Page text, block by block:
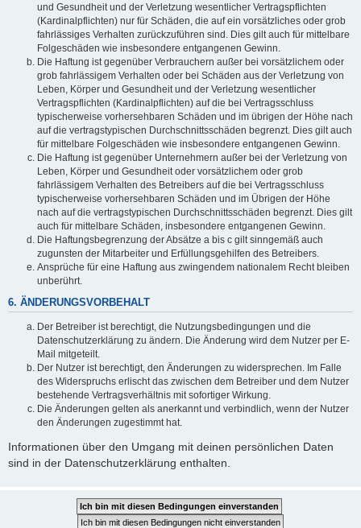
und Gesundheit und der Verletzung wesentlicher Vertragspflichten
(Kardinalpflichten) nur für Schäden, die auf ein vorsätzliches oder grob
fahrlässiges Verhalten zurückzuführen sind. Dies gilt auch für mittelbare
Folgeschäden wie insbesondere entgangenen Gewinn.
Die Haftung ist gegenüber Verbrauchern außer bei vorsätzlichem oder
grob fahrlässigem Verhalten oder bei Schäden aus der Verletzung von
Leben, Körper und Gesundheit und der Verletzung wesentlicher
Vertragspflichten (Kardinalpflichten) auf die bei Vertragsschluss
typischerweise vorhersehbaren Schäden und im übrigen der Höhe nach
auf die vertragstypischen Durchschnittsschäden begrenzt. Dies gilt auch
für mittelbare Folgeschäden wie insbesondere entgangenen Gewinn.
Die Haftung ist gegenüber Unternehmern außer bei der Verletzung von
Leben, Körper und Gesundheit oder vorsätzlichem oder grob
fahrlässigem Verhalten des Betreibers auf die bei Vertragsschluss
typischerweise vorhersehbaren Schäden und im Übrigen der Höhe
nach auf die vertragstypischen Durchschnittsschäden begrenzt. Dies gilt
auch für mittelbare Schäden, insbesondere entgangenen Gewinn.
Die Haftungsbegrenzung der Absätze a bis c gilt sinngemäß auch
zugunsten der Mitarbeiter und Erfüllungsgehilfen des Betreibers.
Ansprüche für eine Haftung aus zwingendem nationalem Recht bleiben
unberührt.
6. ÄNDERUNGSVORBEHALT
Der Betreiber ist berechtigt, die Nutzungsbedingungen und die
Datenschutzerklärung zu ändern. Die Änderung wird dem Nutzer per E-
Mail mitgeteilt.
Der Nutzer ist berechtigt, den Änderungen zu widersprechen. Im Falle
des Widerspruchs erlischt das zwischen dem Betreiber und dem Nutzer
bestehende Vertragsverhältnis mit sofortiger Wirkung.
Die Änderungen gelten als anerkannt und verbindlich, wenn der Nutzer
den Änderungen zugestimmt hat.
Informationen über den Umgang mit deinen persönlichen Daten
sind in der Datenschutzerklärung enthalten.